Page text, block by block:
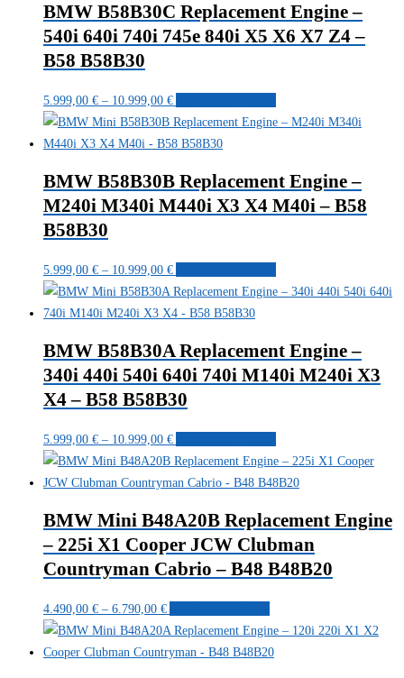
BMW B58B30C Replacement Engine –
540i 640i 740i 745e 840i X5 X6 X7 Z4 –
B58 B58B30
5.999,00 € – 10.999,00 €Preisspanne:
5.999,00 €
bis
Produkt
Varianten
auf.
auf
gewählt
werden
BMW B58B30B Replacement Engine –
M240i M340i M440i X3 X4 M40i – B58
B58B30
5.999,00 € – 10.999,00 €Preisspanne:
5.999,00 €
bis
Produkt
Varianten
auf.
auf
der
gewählt
werden
BMW B58B30A Replacement Engine –
340i 440i 540i 640i 740i M140i M240i X3
X4 – B58 B58B30
5.999,00 € – 10.999,00 €Preisspanne:
5.999,00 €
bis
Produkt
weist
Varianten
auf.
Die
auf
BMW Mini B48A20B Replacement Engine
– 225i X1 Cooper JCW Clubman
Countryman Cabrio – B48 B48B20
4.490,00 € – 6.790,00 €Preisspanne:
4.490,00 €
bis
Produkt
weist